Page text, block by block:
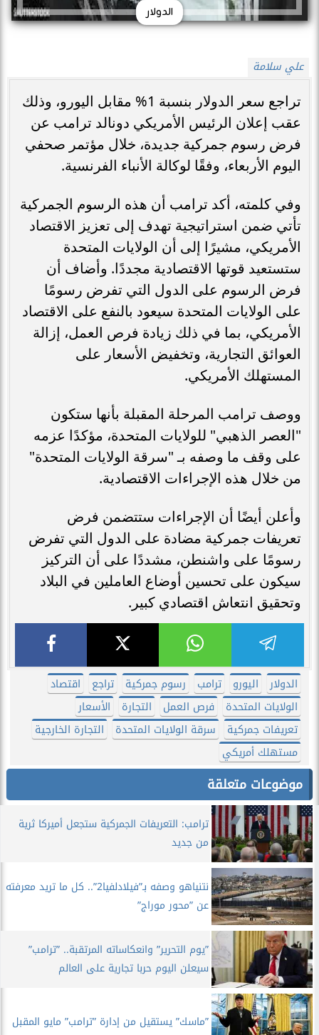
الدولار
علي سلامة
تراجع سعر الدولار بنسبة 1% مقابل اليورو، وذلك
عقب إعلان الرئيس الأمريكي دونالد ترامب عن
فرض رسوم جمركية جديدة، خلال مؤتمر صحفي
اليوم الأربعاء، وفقًا لوكالة الأنباء الفرنسية.
وفي كلمته، أكد ترامب أن هذه الرسوم الجمركية
تأتي ضمن استراتيجية تهدف إلى تعزيز الاقتصاد
الأمريكي، مشيرًا إلى أن الولايات المتحدة
ستستعيد قوتها الاقتصادية مجددًا. وأضاف أن
فرض الرسوم على الدول التي تفرض رسومًا
على الولايات المتحدة سيعود بالنفع على الاقتصاد
الأمريكي، بما في ذلك زيادة فرص العمل، إزالة
العوائق التجارية، وتخفيض الأسعار على
المستهلك الأمريكي.
ووصف ترامب المرحلة المقبلة بأنها ستكون
"العصر الذهبي" للولايات المتحدة، مؤكدًا عزمه
على وقف ما وصفه بـ "سرقة الولايات المتحدة"
من خلال هذه الإجراءات الاقتصادية.
وأعلن أيضًا أن الإجراءات ستتضمن فرض
تعريفات جمركية مضادة على الدول التي تفرض
رسومًا على واشنطن، مشددًا على أن التركيز
سيكون على تحسين أوضاع العاملين في البلاد
وتحقيق انتعاش اقتصادي كبير.
الدولار اليورو ترامب رسوم جمركية تراجع
اقتصاد
الولايات المتحدة
فرص العمل التجارة
الأسعار
تعريفات جمركية
سرقة الولايات المتحدة
التجارة الخارجية
مستهلك أمريكي
موضوعات متعلقة
ترامب: التعريفات الجمركية ستجعل أميركا ثرية
من جديد
نتنياهو وصفه بـ”فيلادلفيا2”.. كل ما تريد معرفته
عن ”محور موراج”
”يوم التحرير” وانعكاساته المرتقبة.. ”ترامب”
سيعلن اليوم حربا تجارية على العالم
”ماسك” يستقيل من إدارة ”ترامب” مايو المقبل